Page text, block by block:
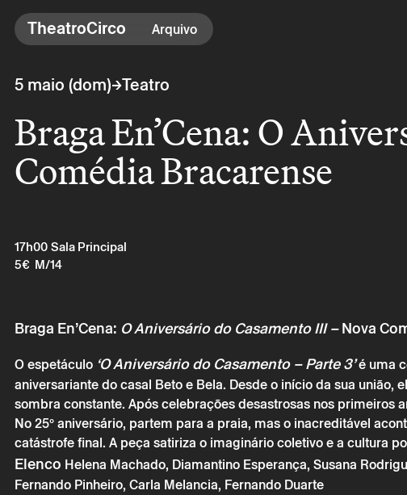
TheatroCirco
Outros
→ Bilheteira
→ O Theatro
→ Acessibilidade
TheatroCirco Arquivo
5 maio (dom)→Teatro
Braga En’Cena: O
Comédia Bracarense
17h00Sala Principal
5€ M/14
Braga En’Cena: O Aniversário do Casamento III –Nova
O espetáculo ‘O Aniversário do Casamento – Parte 3’é uma
aniversariante do casal Beto e Bela. Desde o início da sua união,
sombra constante. Após celebrações desastrosas nos primeiros
No 25º aniversário, partem para a praia, mas o inacreditável
catástrofe final. A peça satiriza o imaginário coletivo e a cultura
Elenco Helena Machado, Diamantino Esperança, Susana
Fernando Pinheiro, Carla Melancia, Fernando Duarte